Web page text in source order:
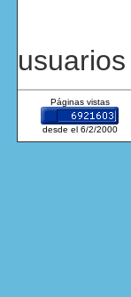
Páginas vistas
desde el 6/2/2000